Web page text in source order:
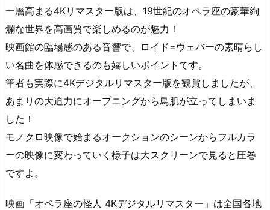
一層高まる4Kリマスター版は、19世紀のオペラ座の豪華絢
爛な世界を高画質で楽しめるのが魅力！
映画館の臨場感のある音響で、ロイド=ウェバーの素晴らし
い名曲を体感できるのも嬉しいポイントです。
筆者も実際に4Kデジタルリマスター版を観賞しましたが、
あまりの大迫力にオープニングから鳥肌が立ってしまいま
した！
モノクロ映像で始まるオークションのシーンからフルカラ
ーの映像に変わっていく様子は大スクリーンで見ると圧巻
ですよ。
映画「オペラ座の怪人 4Kデジタルリマスター」は全国各地